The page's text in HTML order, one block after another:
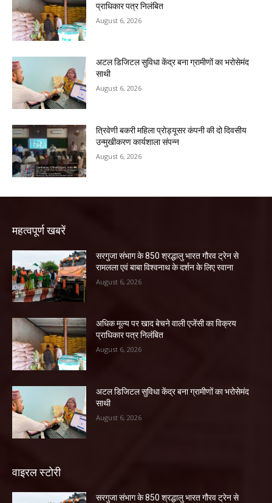
प्राधिकार पत्र निलंबित
August 6, 2026
अटल डिजिटल सुविधा केंद्र बना ग्रामीणों का भरोसेमंद
साथी
August 6, 2026
त्रिवेणी बकरी महिला प्रोड्यूसर कंपनी की दो दिवसीय
उन्मुखीकरण कार्यशाला संपन्न
August 6, 2026
महत्वपूर्ण खबरें
सरगुजा संभाग के 850 श्रद्धालु भारत गौरव ट्रेन से
रामलला एवं बाबा विश्वनाथ के दर्शन के लिए रवाना
August 6, 2026
अधिक मूल्य पर खाद बेचने वाली एजेंसी का विक्रय
प्राधिकार पत्र निलंबित
August 6, 2026
अटल डिजिटल सुविधा केंद्र बना ग्रामीणों का भरोसेमंद
साथी
August 6, 2026
वाइरल स्टोरी
सरगुजा संभाग के 850 श्रद्धालु भारत गौरव ट्रेन से